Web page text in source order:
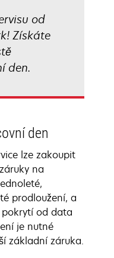
od
Získáte
den.
den
lze zakoupit
na
prodloužení, a
pokrytí od data
je nutné
základní záruka.